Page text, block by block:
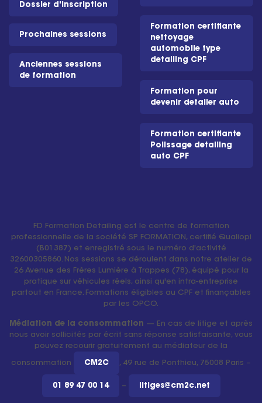
Dossier d'inscription
Prochaines sessions
Anciennes sessions
de formation
Formation certifiante
nettoyage
automobile type
detailing CPF
Formation pour
devenir detailer auto
Formation certifiante
Polissage detailing
auto CPF
FD Formation Detailing est le centre de formation
professionnelle de la société SP FORMATION, certifié Qualiopi
(B01387) et enregistré sous le numéro d'activité
32600305860. Nos sessions se déroulent dans notre atelier de
26 Avenue des Frères Lumière à Trappes (78), équipé pour la
pratique sur véhicules réels, ainsi qu'en intra-entreprise
partout en France. Formations éligibles au CPF et finançables
par les OPCO.
Médiation de la consommation — En cas de litige et après
nous avoir sollicités par écrit sans réponse satisfaisante, vous
pouvez recourir gratuitement au médiateur de la
consommation CM2C , 49 rue de Ponthieu, 75008 Paris –
01 89 47 00 14 – litiges@cm2c.net